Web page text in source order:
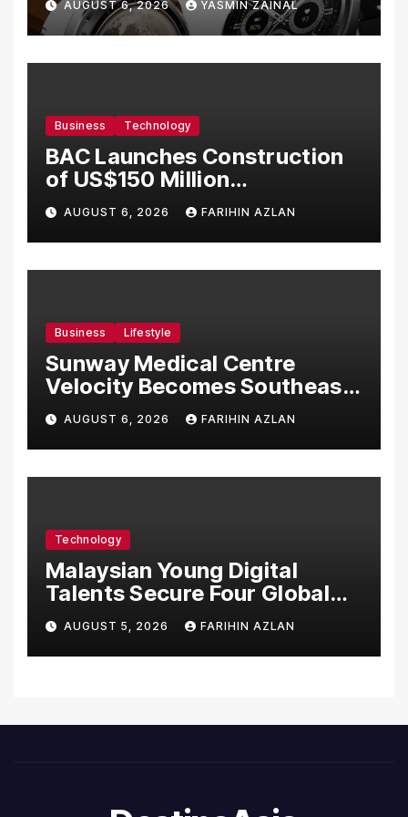
AUGUST 6, 2026 YASMIN ZAINAL
Business Technology
BAC Launches Construction
of US$150 Million
Manufacturing Facility in
Malaysia
AUGUST 6, 2026 FARIHIN AZLAN
Business Lifestyle
Sunway Medical Centre
Velocity Becomes Southeast
Asia’s First Hospital to
Introduce the Comprehensive
NORAV Clinical Management
System, Elevating Patient
AUGUST 6, 2026 FARIHIN AZLAN
Technology
Malaysian Young Digital
Talents Secure Four Global
Awards at Adobe and
Microsoft World
Championships
AUGUST 5, 2026 FARIHIN AZLAN